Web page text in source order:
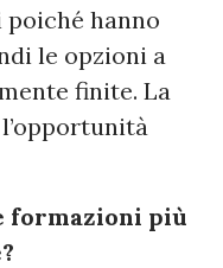
hanno
le opzioni a
finite. La
formazioni più